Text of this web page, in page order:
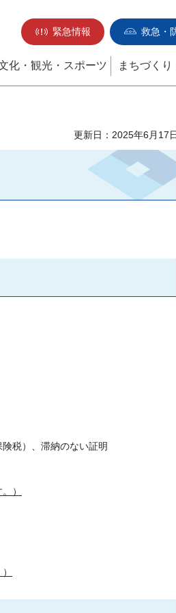
緊急情報
救急・
化・観光・スポーツ まちづくり
更新日：2025年6月17
税）、滞納のない証明
）